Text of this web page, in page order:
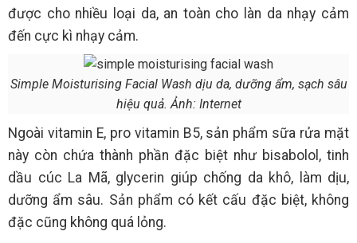
được cho nhiều loại da, an toàn cho làn da nhạy cảm
đến cực kì nhạy cảm.
Simple Moisturising Facial Wash dịu da, dưỡng ẩm, sạch sâu
hiệu quả. Ảnh: Internet
Ngoài vitamin E, pro vitamin B5, sản phẩm sữa rửa mặt
này còn chứa thành phần đặc biệt như bisabolol, tinh
dầu cúc La Mã, glycerin giúp chống da khô, làm dịu,
dưỡng ẩm sâu. Sản phẩm có kết cấu đặc biệt, không
đặc cũng không quá lỏng.